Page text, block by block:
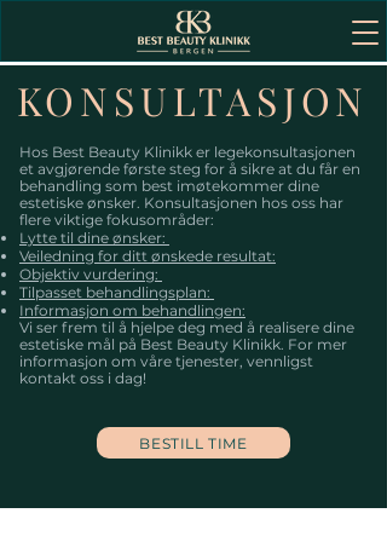
KONSULTASJON
Hos Best Beauty Klinikk er legekonsultasjonen
et avgjørende første steg for å sikre at du får en
behandling som best imøtekommer dine
estetiske ønsker. Konsultasjonen hos oss har
flere viktige fokusområder:
Lytte til dine ønsker:
Veiledning for ditt ønskede resultat:
Objektiv vurdering:
Tilpasset behandlingsplan:
Informasjon om behandlingen:
Vi ser frem til å hjelpe deg med å realisere dine
estetiske mål på Best Beauty Klinikk. For mer
informasjon om våre tjenester, vennligst
kontakt oss i dag!
BESTILL TIME